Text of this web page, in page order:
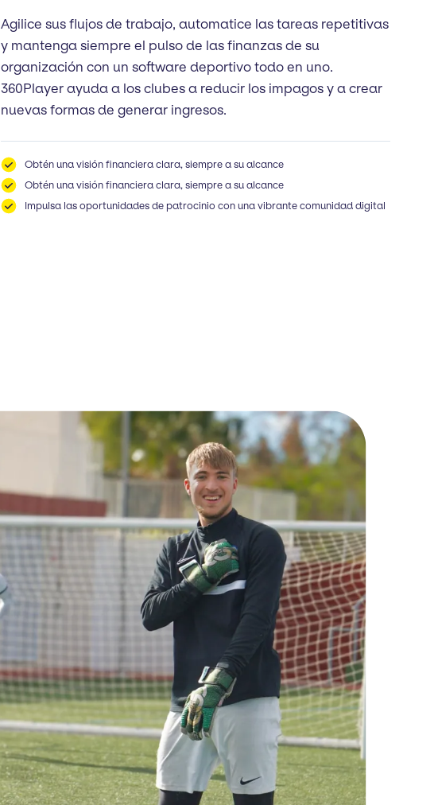
Agilice sus flujos de trabajo, automatice las tareas repetitivas
y mantenga siempre el pulso de las finanzas de su
organización con un software deportivo todo en uno.
360Player ayuda a los clubes a reducir los impagos y a crear
nuevas formas de generar ingresos.
Obtén una visión financiera clara, siempre a su alcance
Obtén una visión financiera clara, siempre a su alcance
Impulsa las oportunidades de patrocinio con una vibrante comunidad digital